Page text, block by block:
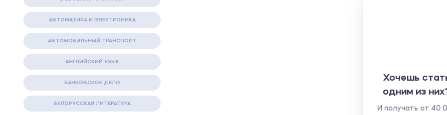
АВТОМАТИКА И ЭЛЕКТРОНИКА
АВТОМОБИЛЬНЫЙ ТРАНСПОРТ
АНГЛИЙСКИЙ ЯЗЫК
БАНКОВСКОЕ ДЕЛО
БЕЛОРУССКАЯ ЛИТЕРАТУРА
Хочешь
одним из
И получать от 40